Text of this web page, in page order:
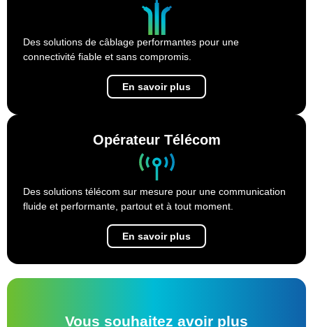
Des solutions de câblage performantes pour une
connectivité fiable et sans compromis.
En savoir plus
Opérateur Télécom
Des solutions télécom sur mesure pour une communication
fluide et performante, partout et à tout moment.
En savoir plus
Vous souhaitez avoir plus